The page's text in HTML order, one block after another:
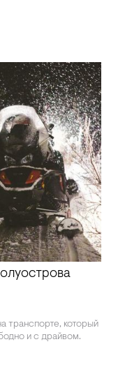
транспорте, который
и с драйвом.